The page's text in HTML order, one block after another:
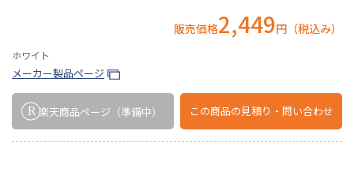
販売価格2,449円（税込み）
ホワイト
メーカー製品ページ
楽天商品ページ （準備中） この商品の見積り・問い合わせ